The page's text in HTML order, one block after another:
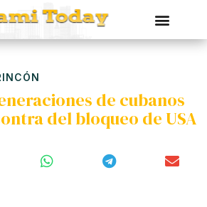
de cubanos
del bloqueo de USA